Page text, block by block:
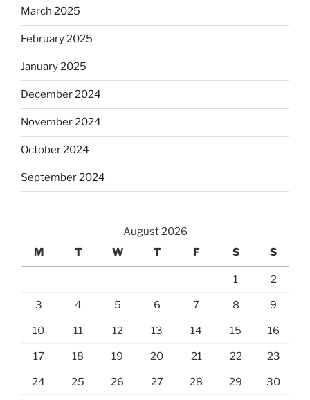
March 2025
February 2025
January 2025
December 2024
November 2024
October 2024
September 2024
August 2026
M
T W T F S S
1 2
3 4 5 6 7 8 9
10 11 12 13 14 15 16
17 18 19 20 21 22 23
24 25 26 27 28 29 30